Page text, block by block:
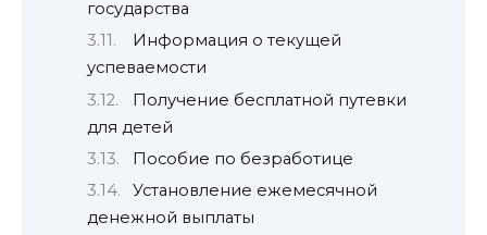
государства
Информация о текущей
успеваемости
Получение бесплатной путевки
для детей
Пособие по безработице
Установление ежемесячной
денежной выплаты